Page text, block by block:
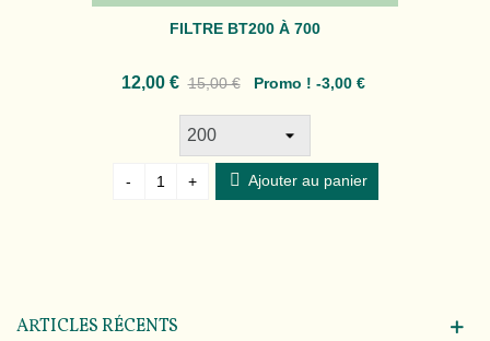
FILTRE BT200 À 700
12,00 € 15,00 € Promo ! -3,00 €
- + Ajouter au panier
ARTICLES RÉCENTS